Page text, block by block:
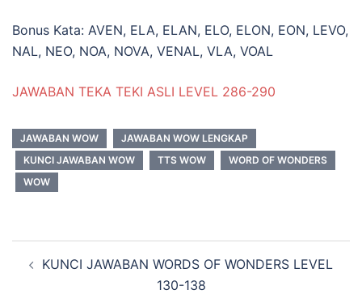
Bonus Kata: AVEN, ELA, ELAN, ELO, ELON, EON, LEVO,
NAL, NEO, NOA, NOVA, VENAL, VLA, VOAL
JAWABAN TEKA TEKI ASLI LEVEL 286-290
JAWABAN WOW
JAWABAN WOW LENGKAP
KUNCI JAWABAN WOW
TTS WOW
WORD OF WONDERS
WOW
Navigasi
KUNCI JAWABAN WORDS OF WONDERS LEVEL
130-138